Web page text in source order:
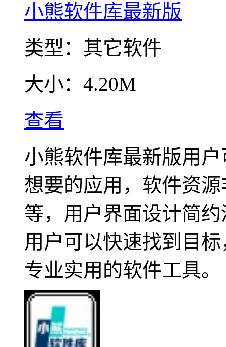
小熊软件库最新版
类型： 其它软件
大小： 4.20M
查看
小熊软件库最新版用
想要的应用，软件资
等，用户界面设计简
用户可以快速找到目
专业实用的软件工具。